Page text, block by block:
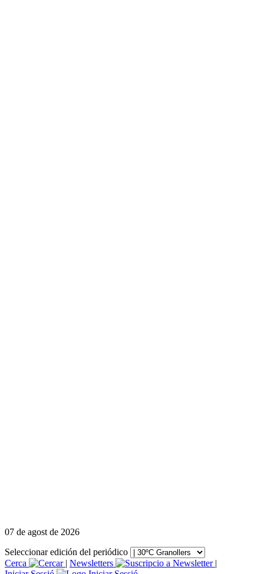
07 de agost de 2026
Seleccionar edición del periódico
Cerca
| Newsletters
|